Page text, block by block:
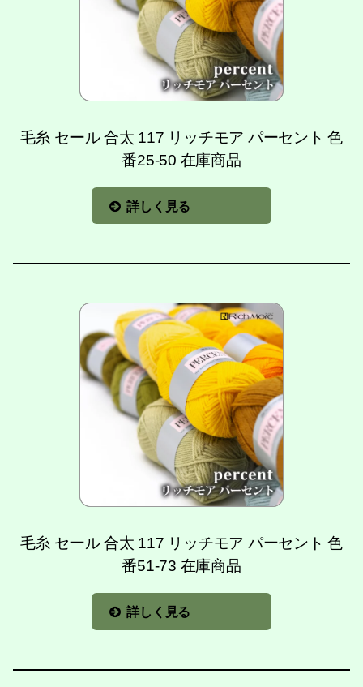
毛糸 セール 合太 117 リッチモア パーセント 色
番25-50 在庫商品
詳しく見る
毛糸 セール 合太 117 リッチモア パーセント 色
番51-73 在庫商品
詳しく見る